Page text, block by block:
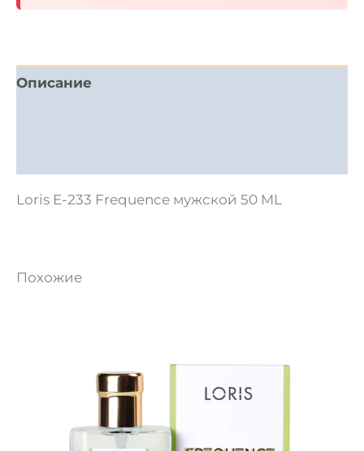
Описание
Loris E-233 Frequence мужской 50 ML
Похожие